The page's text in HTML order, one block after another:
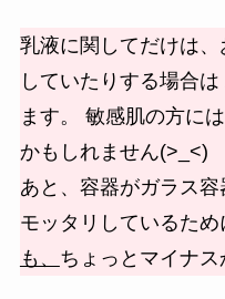
乳液に関してだけは、
していたりする場合
ます。 敏感肌の方に
かもしれません(>_<)
あと、容器がガラス
モッタリしているため
も、 ちょっとマイナス